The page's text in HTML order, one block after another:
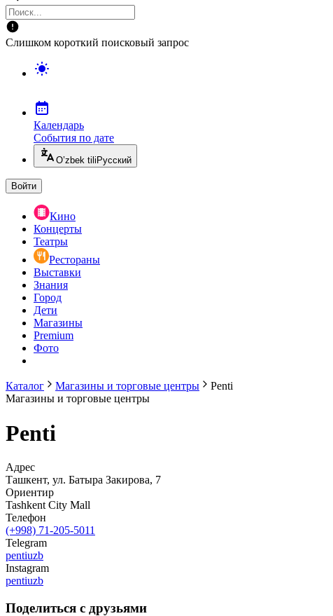
Слишком короткий поисковый запрос
Календарь
События по дате
O’zbek tili Русский
Войти
Кино
Концерты
Театры
Рестораны
Выставки
Знания
Город
Дети
Магазины
Premium
Фото
Каталог Магазины и торговые центры
Penti
Магазины и торговые центры
Penti
Адрес
Ташкент, ул. Батыра Закирова, 7
Ориентир
Tashkent City Mall
Телефон
(+998) 71-205-5011
Telegram
pentiuzb
Instagram
pentiuzb
Поделиться с друзьями